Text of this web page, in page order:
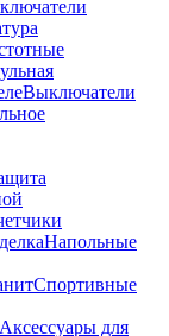
Выключатели
Напольные
Спортивные
Аксессуары для